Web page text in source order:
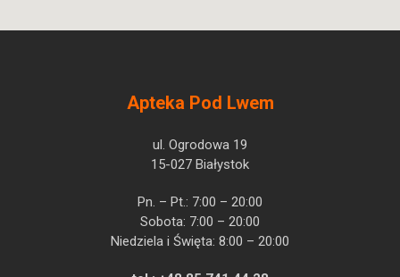
Apteka Pod Lwem
ul. Ogrodowa 19
15-027 Białystok
Pn. – Pt.: 7:00 – 20:00
Sobota: 7:00 – 20:00
Niedziela i Święta: 8:00 – 20:00